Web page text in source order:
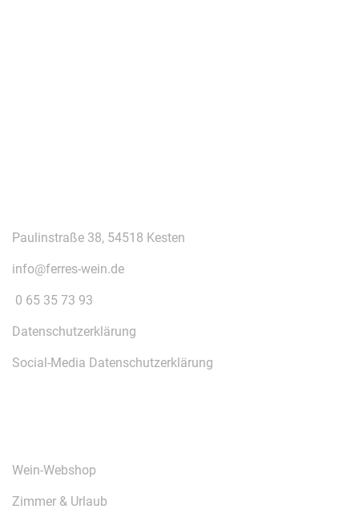
Paulinstraße 38, 54518 Kesten
info@ferres-wein.de
0 65 35 73 93
Datenschutzerklärung
Social-Media Datenschutzerklärung
Wein-Webshop
Zimmer & Urlaub